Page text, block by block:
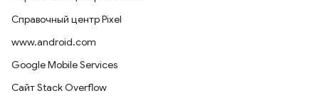
Справочный центр Pixel
www.android.com
Google Mobile Services
Сайт Stack Overflow